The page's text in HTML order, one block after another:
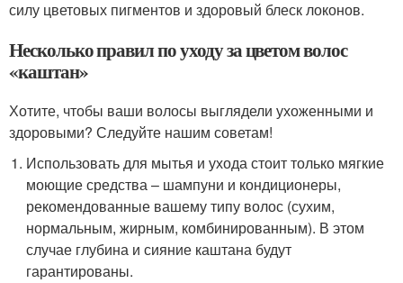
силу цветовых пигментов и здоровый блеск локонов.
Несколько правил по уходу за цветом волос
«каштан»
Хотите, чтобы ваши волосы выглядели ухоженными и
здоровыми? Следуйте нашим советам!
Использовать для мытья и ухода стоит только мягкие
моющие средства – шампуни и кондиционеры,
рекомендованные вашему типу волос (сухим,
нормальным, жирным, комбинированным). В этом
случае глубина и сияние каштана будут
гарантированы.